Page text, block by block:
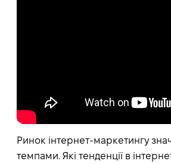
Ринок інтернет-маркетингу
темпами. Які тенденції в